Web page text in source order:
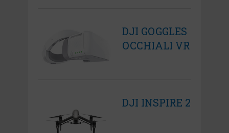
DJI GOGGLES
OCCHIALI VR
DJI INSPIRE 2